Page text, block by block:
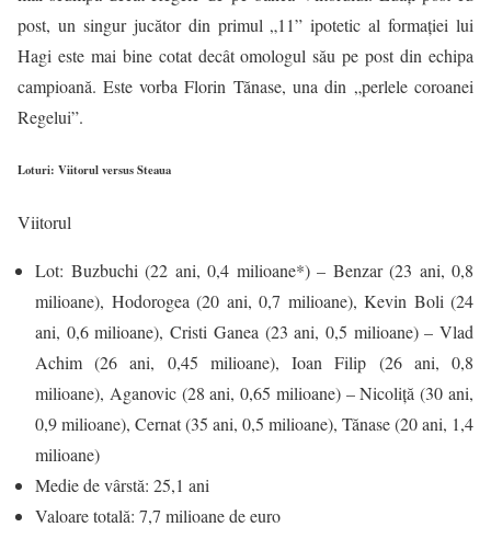
post, un singur jucător din primul „11” ipotetic al formaţiei lui
Hagi este mai bine cotat decât omologul său pe post din echipa
campioană. Este vorba Florin Tănase, una din „perlele coroanei
Regelui”.
Loturi: Viitorul versus Steaua
Viitorul
Lot: Buzbuchi (22 ani, 0,4 milioane*) – Benzar (23 ani, 0,8
milioane), Hodorogea (20 ani, 0,7 milioane), Kevin Boli (24
ani, 0,6 milioane), Cristi Ganea (23 ani, 0,5 milioane) – Vlad
Achim (26 ani, 0,45 milioane), Ioan Filip (26 ani, 0,8
milioane), Aganovic (28 ani, 0,65 milioane) – Nicoliţă (30 ani,
0,9 milioane), Cernat (35 ani, 0,5 milioane), Tănase (20 ani, 1,4
milioane)
Medie de vârstă: 25,1 ani
Valoare totală: 7,7 milioane de euro